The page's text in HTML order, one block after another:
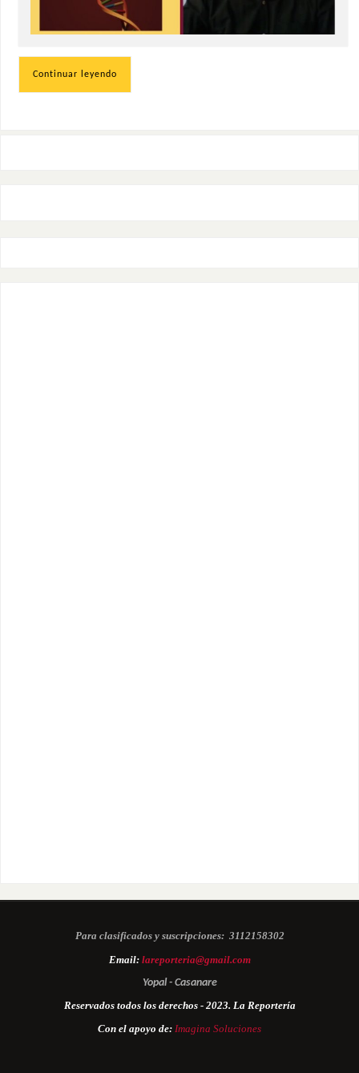
Continuar leyendo
Para clasificados y suscripciones: 3112158302
Email: lareporteria@gmail.com
Yopal - Casanare
Reservados todos los derechos - 2023. La Reportería
Con el apoyo de: Imagina Soluciones